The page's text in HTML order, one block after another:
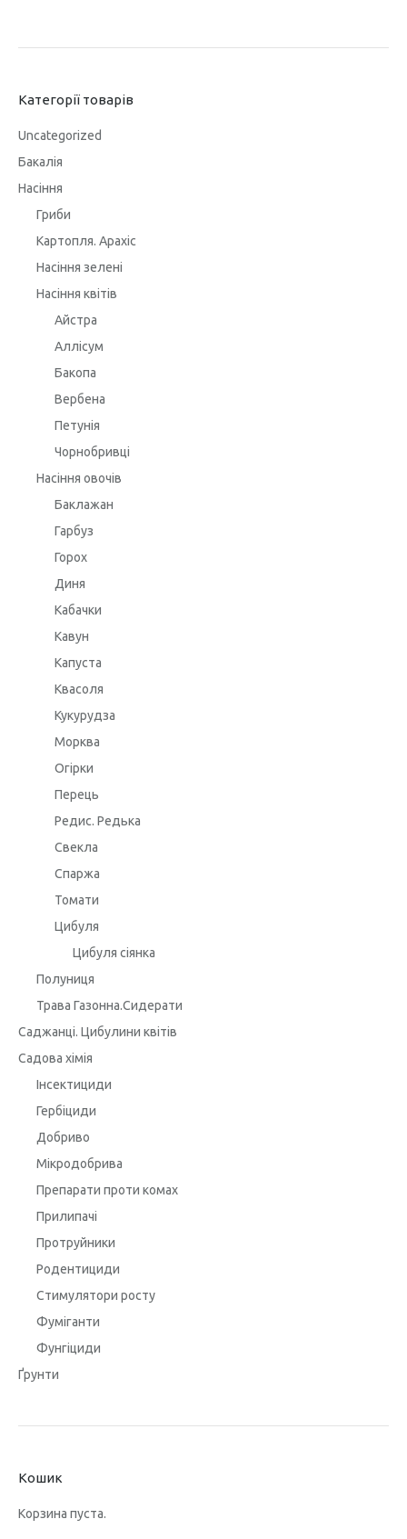
Категорії товарів
Uncategorized
Бакалія
Насіння
Гриби
Картопля. Арахіс
Насіння зелені
Насіння квітів
Айстра
Аллісум
Бакопа
Вербена
Петунія
Чорнобривці
Насіння овочів
Баклажан
Гарбуз
Горох
Диня
Кабачки
Кавун
Капуста
Квасоля
Кукурудза
Морква
Огірки
Перець
Редис. Редька
Свекла
Спаржа
Томати
Цибуля
Цибуля сіянка
Полуниця
Трава Газонна.Сидерати
Саджанці. Цибулини квітів
Садова хімія
Інсектициди
Гербіциди
Добриво
Мікродобрива
Препарати проти комах
Прилипачі
Протруйники
Родентициди
Стимулятори росту
Фуміганти
Фунгіциди
Ґрунти
Кошик
Корзина пуста.